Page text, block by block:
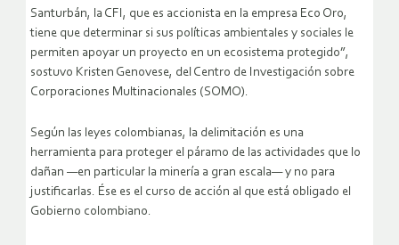
Santurbán, la CFI, que es accionista en la empresa Eco Oro,
tiene que determinar si sus políticas ambientales y sociales le
permiten apoyar un proyecto en un ecosistema protegido”,
sostuvo Kristen Genovese, del Centro de Investigación sobre
Corporaciones Multinacionales (SOMO).
Según las leyes colombianas, la delimitación es una
herramienta para proteger el páramo de las actividades que lo
dañan —en particular la minería a gran escala— y no para
justificarlas. Ése es el curso de acción al que está obligado el
Gobierno colombiano.